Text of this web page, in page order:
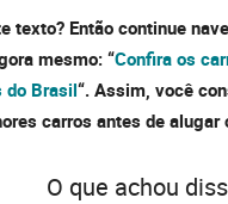
texto? Então continue
mesmo: “Confira os
do Brasil“. Assim, você
carros antes de alugar
O que achou